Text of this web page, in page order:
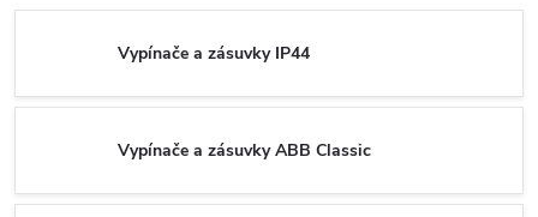
Vypínače a zásuvky IP44
Vypínače a zásuvky ABB Classic